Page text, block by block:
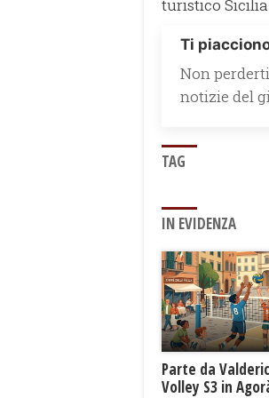
turistico Sicilia
Ti
Non
notizie del
TAG
IN EVIDENZA
Parte da
Volley S3 in